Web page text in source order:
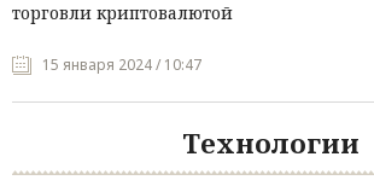
торговли криптовалютой
15 января 2024 / 10:47
Технологии